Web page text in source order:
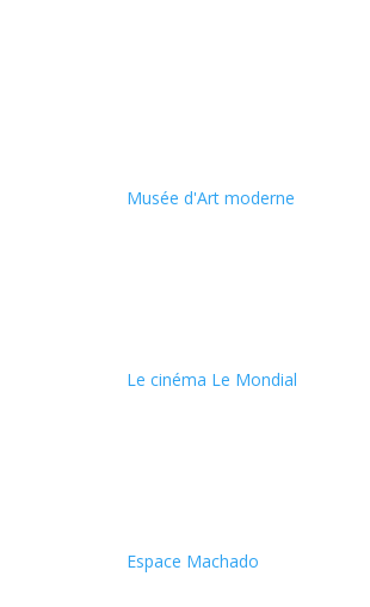
Musée d'Art moderne
Le cinéma Le Mondial
Espace Machado